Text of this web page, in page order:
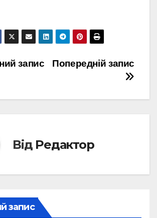
Попередній запис
запис
Від Редактор
запис